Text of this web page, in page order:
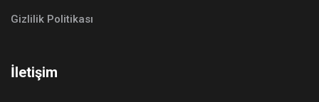
Gizlilik Politikası
İletişim